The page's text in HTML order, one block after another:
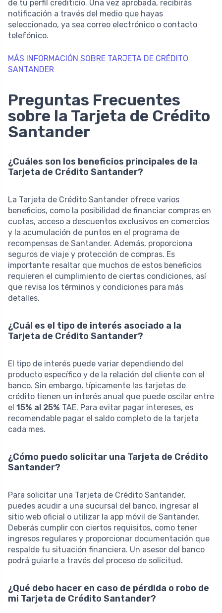
de tu perfil crediticio. Una vez aprobada, recibirás
notificación a través del medio que hayas
seleccionado, ya sea correo electrónico o contacto
telefónico.
MÁS INFORMACIÓN SOBRE TARJETA DE CRÉDITO
SANTANDER
Preguntas Frecuentes
sobre la Tarjeta de Crédito
Santander
¿Cuáles son los beneficios principales de la
Tarjeta de Crédito Santander?
La Tarjeta de Crédito Santander ofrece varios
beneficios, como la posibilidad de financiar compras en
cuotas, acceso a descuentos exclusivos en comercios
y la acumulación de puntos en el programa de
recompensas de Santander. Además, proporciona
seguros de viaje y protección de compras. Es
importante resaltar que muchos de estos beneficios
requieren el cumplimiento de ciertas condiciones, así
que revisa los términos y condiciones para más
detalles.
¿Cuál es el tipo de interés asociado a la
Tarjeta de Crédito Santander?
El tipo de interés puede variar dependiendo del
producto específico y de la relación del cliente con el
banco. Sin embargo, típicamente las tarjetas de
crédito tienen un interés anual que puede oscilar entre
el 15% al 25% TAE. Para evitar pagar intereses, es
recomendable pagar el saldo completo de la tarjeta
cada mes.
¿Cómo puedo solicitar una Tarjeta de Crédito
Santander?
Para solicitar una Tarjeta de Crédito Santander,
puedes acudir a una sucursal del banco, ingresar al
sitio web oficial o utilizar la app móvil de Santander.
Deberás cumplir con ciertos requisitos, como tener
ingresos regulares y proporcionar documentación que
respalde tu situación financiera. Un asesor del banco
podrá guiarte a través del proceso de solicitud.
¿Qué debo hacer en caso de pérdida o robo de
mi Tarjeta de Crédito Santander?